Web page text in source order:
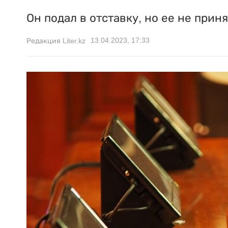
Он подал в отставку, но ее не
Редакция Liter.kz 13.04.2023, 17:33